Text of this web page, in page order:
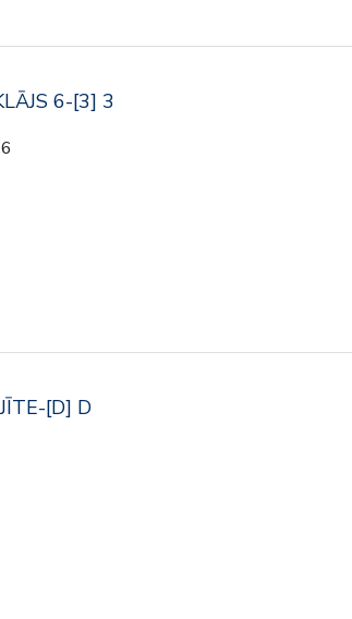
6-[3] 3
[D] D